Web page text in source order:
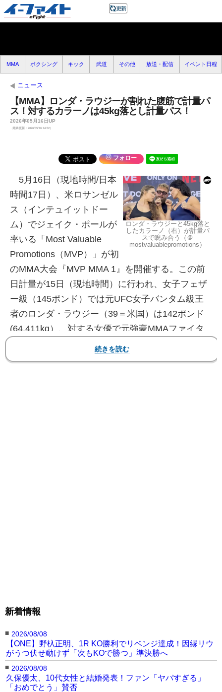
MMA ボクシング キック 武道 その他 放送・配信 イベント日程
ニュース
【MMA】ロンダ・ラウジーが割れた腹筋で計量パ
ス！対するカラーノは45kg落とし計量パス！
2026年05月16日UP
（最終更新：2026/05/16 14:52）
フォロー
ロンダ・ラウジーと45kg落と
したカラーノ（右）が計量パ
スで睨み合う（＠
mostvaluablepromotions）
5月16日（現地時間/日本
時間17日）、米ロサンゼル
ス（インテュイットドー
ム）でジェイク・ポールが
率いる「Most Valuable
Promotions（MVP）」が初
のMMA大会『MVP MMA 1』を開催する。この前
日計量が15日（現地時間）に行われ、女子フェザ
ー級（145ポンド）では元UFC女子バンタム級王
者のロンダ・ラウジー（39＝米国）は142ポンド
(64.411kg）、対する女優で元強豪MMAファイタ
ーのジーナ・カラーノ（44＝米国）は141.4ポンド
（64.13kg)で一発パス。ラウジーの割れた腹筋に
新着情報
■ 2026/08/08
【ONE】野杁正明、1R KO勝利でリベンジ達成！因縁リウ
がうつ伏せ動けず「次もKOで勝つ」準決勝へ
■ 2026/08/08
久保優太、10代女性と結婚発表！ファン「ヤバすぎる」
「おめでとう」賛否